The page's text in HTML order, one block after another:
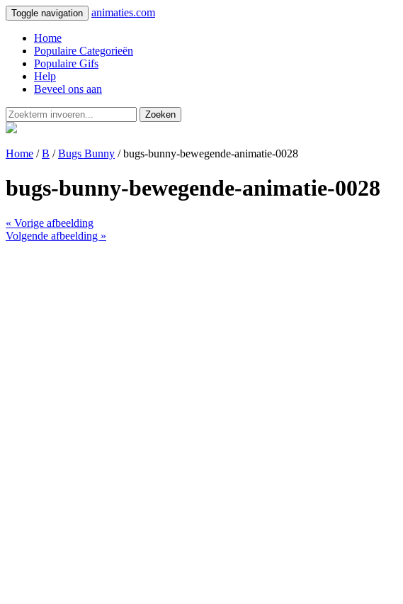
Toggle navigation animaties.com
Home
Populaire Categorieën
Populaire Gifs
Help
Beveel ons aan
Zoeken
Home /B /Bugs Bunny / bugs-bunny-bewegende-animatie-0028
bugs-bunny-bewegende-animatie-0028
« Vorige afbeelding
Volgende afbeelding »